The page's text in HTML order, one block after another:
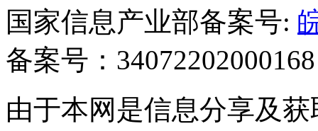
国家信息产业部备案号:
备案号：34072202000168
由于本网是信息分享及